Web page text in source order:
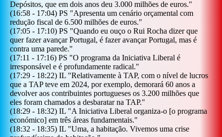
Depósitos, que em dois anos deu 3.000 milhões de euros."
(16:58 - 17:04) PS "Apresenta um cenário orçamental com
redução fiscal de 6.500 milhões de euros."
(17:05 - 17:10) PS "Quando eu ouço o Rui Rocha dizer que
quer fazer avançar Portugal, é fazer avançar Portugal, mas é
contra uma parede."
(17:11 - 17:16) PS "O programa da Iniciativa Liberal é
irresponsável e é profundamente radical."
(17:29 - 18:22) IL "Relativamente à TAP, com o nível de lucros
que a TAP teve em 2024, por exemplo, demorará 60 anos a
devolver aos contribuintes portugueses os 3.200 milhões que
eles foram chamados a desbaratar na TAP."
(18:29 - 18:32) IL "A Iniciativa Liberal organiza-o [o programa
económico] em três áreas fundamentais."
(18:32 - 18:35) IL "Uma, a habitação. Vivemos uma crise